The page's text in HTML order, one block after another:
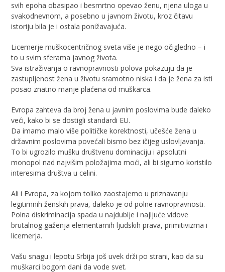
svih epoha obasipao i besmrtno opevao ženu, njena uloga u
svakodnevnom, a posebno u javnom životu, kroz čitavu
istoriju bila je i ostala ponižavajuća.
Licemerje muškocentričnog sveta više je nego očigledno – i
to u svim sferama javnog života.
Sva istraživanja o ravnopravnosti polova pokazuju da je
zastupljenost žena u životu sramotno niska i da je žena za isti
posao znatno manje plaćena od muškarca.
Evropa zahteva da broj žena u javnim poslovima bude daleko
veći, kako bi se dostigli standardi EU.
Da imamo malo više političke korektnosti, učešće žena u
državnim poslovima povećali bismo bez ičijeg uslovljavanja.
To bi ugrozilo mušku društvenu dominaciju i apsolutni
monopol nad najvišim položajima moći, ali bi sigurno koristilo
interesima društva u celini.
Ali i Evropa, za kojom toliko zaostajemo u priznavanju
legitimnih ženskih prava, daleko je od polne ravnopravnosti.
Polna diskriminacija spada u najdublje i najljuće vidove
brutalnog gaženja elementarnih ljudskih prava, primitivizma i
licemerja.
Vašu snagu i lepotu Srbija još uvek drži po strani, kao da su
muškarci bogom dani da vode svet.